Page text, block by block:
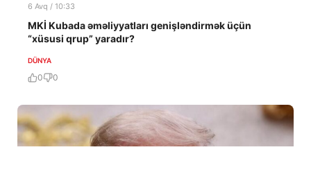
6 Avq / 10:33
MKİ Kubada əməliyyatları genişləndirmək üçün
“xüsusi qrup” yaradır?
DÜNYA
0 0